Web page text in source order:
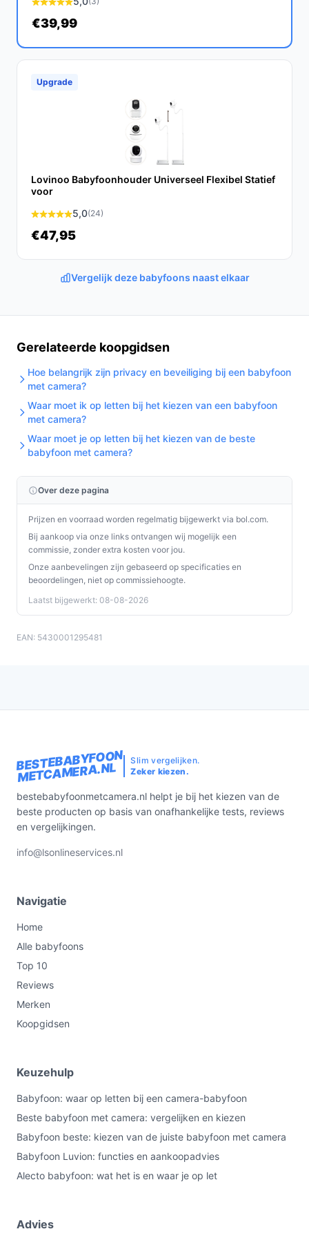
Conclusie
De Orretti® X3 babyfoon met camera is een
geavanceerde functies en gebruiksgemak, is deze
camera een waardevolle aanvulling op uw huis.
Ontdek alle specificaties en vergelijk prijzen op
bestebabyfoonmetcamera.nl. Kies bewust wat perfect
past bij jouw behoeften!
€39,99
Upgrade
Lovinoo Babyfoonhouder Universeel Flexibel Statief
voor
5,0(24)
€47,95
Vergelijk deze babyfoons naast elkaar
Gerelateerde koopgidsen
Hoe belangrijk zijn privacy en beveiliging bij een babyfoon
met camera?
Waar moet ik op letten bij het kiezen van een babyfoon
met camera?
Waar moet je op letten bij het kiezen van de beste
babyfoon met camera?
Over deze pagina
Prijzen en voorraad worden regelmatig bijgewerkt via bol.com.
Bij aankoop via onze links ontvangen wij mogelijk een
commissie, zonder extra kosten voor jou.
Onze aanbevelingen zijn gebaseerd op specificaties en
beoordelingen, niet op commissiehoogte.
Laatst bijgewerkt: 08-08-2026
EAN: 5430001295481
BESTEBABYFOON
METCAMERA.NL
Slim vergelijken.
Zeker kiezen.
bestebabyfoonmetcamera.nl helpt je bij het kiezen van de
beste producten op basis van onafhankelijke tests, reviews
en vergelijkingen.
info@lsonlineservices.nl
Navigatie
Home
Alle babyfoons
Top 10
Reviews
Merken
Koopgidsen
Keuzehulp
Babyfoon: waar op letten bij een camera-babyfoon
Beste babyfoon met camera: vergelijken en kiezen
Babyfoon beste: kiezen van de juiste babyfoon met camera
Babyfoon Luvion: functies en aankoopadvies
Alecto babyfoon: wat het is en waar je op let
Advies